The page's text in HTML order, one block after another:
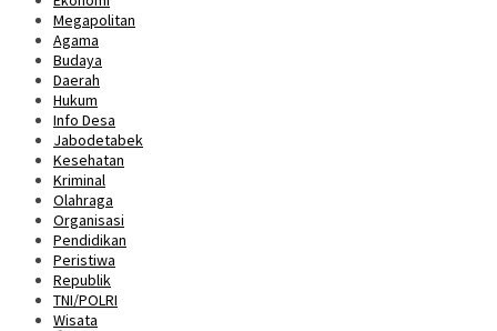
Megapolitan
Agama
Budaya
Daerah
Hukum
Info Desa
Jabodetabek
Kesehatan
Kriminal
Olahraga
Organisasi
Pendidikan
Peristiwa
Republik
TNI/POLRI
Wisata